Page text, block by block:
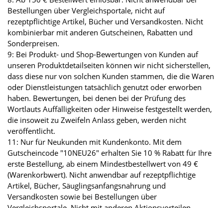
Bestellungen über Vergleichsportale, nicht auf
rezeptpflichtige Artikel, Bücher und Versandkosten. Nicht
kombinierbar mit anderen Gutscheinen, Rabatten und
Sonderpreisen.
9: Bei Produkt- und Shop-Bewertungen von Kunden auf
unseren Produktdetailseiten können wir nicht sicherstellen,
dass diese nur von solchen Kunden stammen, die die Waren
oder Dienstleistungen tatsächlich genutzt oder erworben
haben. Bewertungen, bei denen bei der Prüfung des
Wortlauts Auffälligkeiten oder Hinweise festgestellt werden,
die insoweit zu Zweifeln Anlass geben, werden nicht
veröffentlicht.
11: Nur für Neukunden mit Kundenkonto. Mit dem
Gutscheincode "10NEU26" erhalten Sie 10 % Rabatt für Ihre
erste Bestellung, ab einem Mindestbestellwert von 49 €
(Warenkorbwert). Nicht anwendbar auf rezeptpflichtige
Artikel, Bücher, Säuglingsanfangsnahrung und
Versandkosten sowie bei Bestellungen über